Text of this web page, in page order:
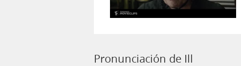
Pronunciación de Ill